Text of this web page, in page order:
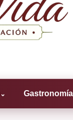
⌄ Gastronomía